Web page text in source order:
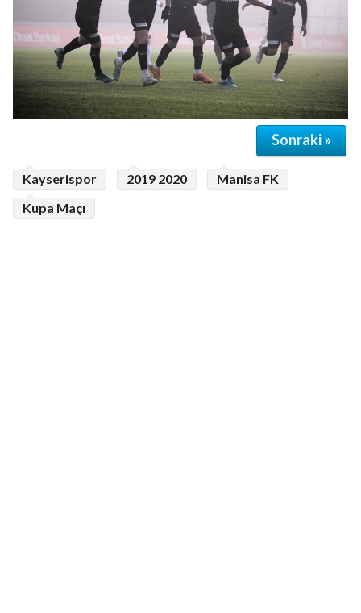
Sonraki »
Kayserispor 2019 2020
Manisa FK
Kupa Maçı